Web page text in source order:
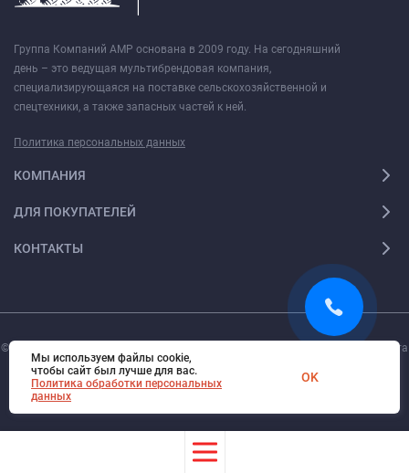
Группа Компаний АМР основана в 2009 году. На сегодняшний
день – это ведущая мультибрендовая компания,
специализирующаяся на поставке сельскохозяйственной и
спецтехники, а также запасных частей к ней.
Политика персональных данных
КОМПАНИЯ
ДЛЯ ПОКУПАТЕЛЕЙ
КОНТАКТЫ
© 2026. Все права защищены. — создание и поддержка сайта
Мы используем файлы cookie,
чтобы сайт был лучше для вас.
Политика обработки персональных
данных
OK